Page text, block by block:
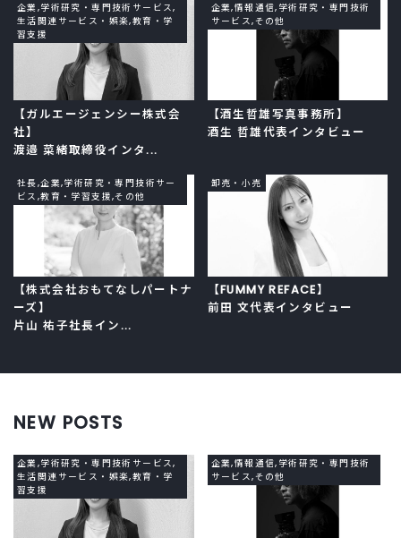
企業,学術研究・専門技術サービス,
生活関連サービス・娯楽,教育・学
習支援
【ガルエージェンシー株式会
社】
渡邉 菜緒取締役インタ...
企業,情報通信,学術研究・専門技術
サービス,その他
【酒生哲雄写真事務所】
酒生 哲雄代表インタビュー
社長,企業,学術研究・専門技術サー
ビス,教育・学習支援,その他
【株式会社おもてなしパートナ
ーズ】
片山 祐子社長イン...
卸売・小売
【FUMMY REFACE】
前田 文代表インタビュー
NEW POSTS
企業,学術研究・専門技術サービス,
生活関連サービス・娯楽,教育・学
習支援
企業,情報通信,学術研究・専門技術
サービス,その他